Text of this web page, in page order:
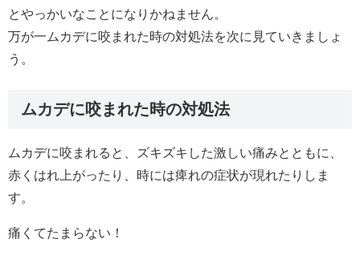
とやっかいなことになりかねません。
万が一ムカデに咬まれた時の対処法を次に見ていきましょ
う。
ムカデに咬まれた時の対処法
ムカデに咬まれると、ズキズキした激しい痛みとともに、
赤くはれ上がったり、時には痺れの症状が現れたりしま
す。
痛くてたまらない！